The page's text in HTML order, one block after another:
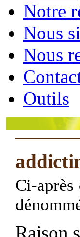
Notre
Nous
Nous
Outils
Ci-
Raison